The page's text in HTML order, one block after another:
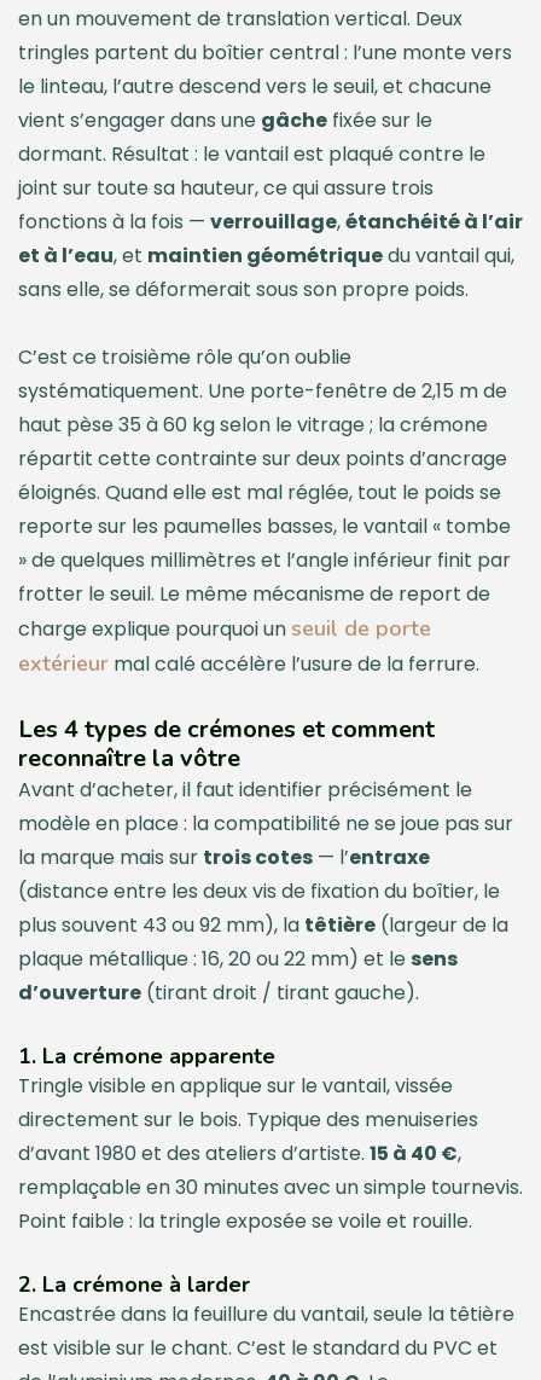
en un mouvement de translation vertical. Deux
tringles partent du boîtier central : l’une monte vers
le linteau, l’autre descend vers le seuil, et chacune
vient s’engager dans une gâche fixée sur le
dormant. Résultat : le vantail est plaqué contre le
joint sur toute sa hauteur, ce qui assure trois
fonctions à la fois — verrouillage,étanchéité à l’air
et à l’eau, et maintien géométriquedu vantail qui,
sans elle, se déformerait sous son propre poids.
C’est ce troisième rôle qu’on oublie
systématiquement. Une porte-fenêtre de 2,15 m de
haut pèse 35 à 60 kg selon le vitrage ; la crémone
répartit cette contrainte sur deux points d’ancrage
éloignés. Quand elle est mal réglée, tout le poids se
reporte sur les paumelles basses, le vantail « tombe
» de quelques millimètres et l’angle inférieur finit par
frotter le seuil. Le même mécanisme de report de
charge explique pourquoi unseuil de porte
extérieur mal calé accélère l’usure de la ferrure.
Les 4 types de crémones et comment
reconnaître la vôtre
Avant d’acheter, il faut identifier précisément le
modèle en place : la compatibilité ne se joue pas sur
la marque mais sur trois cotes — l’entraxe
(distance entre les deux vis de fixation du boîtier, le
plus souvent 43 ou 92 mm), la têtière (largeur de la
plaque métallique : 16, 20 ou 22 mm) et le sens
d’ouverture (tirant droit / tirant gauche).
1. La crémone apparente
Tringle visible en applique sur le vantail, vissée
directement sur le bois. Typique des menuiseries
d’avant 1980 et des ateliers d’artiste. 15 à 40 €,
remplaçable en 30 minutes avec un simple tournevis.
Point faible : la tringle exposée se voile et rouille.
2. La crémone à larder
Encastrée dans la feuillure du vantail, seule la têtière
est visible sur le chant. C’est le standard du PVC et